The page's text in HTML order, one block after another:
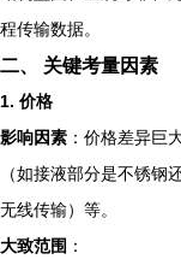
程传输数据。
二、 关键考量因素
1. 价格
影响因素 ：价格差异巨
（如接液部分是不锈钢
无线传输）等。
大致范围 ：